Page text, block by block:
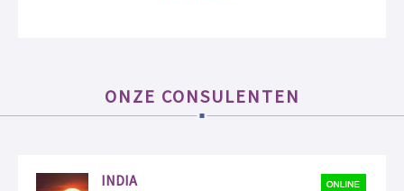
ONZE CONSULENTEN
INDIA